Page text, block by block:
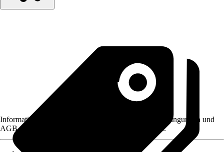
Informationen des Verkäufers, wie z. B. Rückgabebedingungen und
AGB, finden Sie bei Klick auf den Verkäufernamen.